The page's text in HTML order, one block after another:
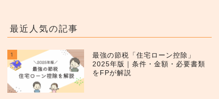
最近人気の記事
1
最強の節税「住宅ローン控除」
2025年版｜条件・金額・必要書類
をFPが解説